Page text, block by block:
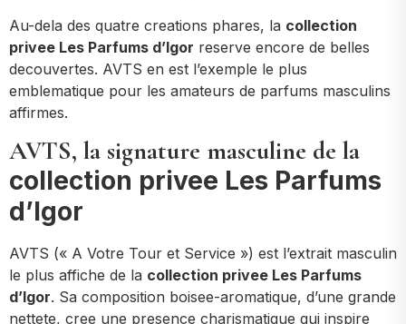
Au-dela des quatre creations phares, la collection
privee Les Parfums d’Igor reserve encore de belles
decouvertes. AVTS en est l’exemple le plus
emblematique pour les amateurs de parfums masculins
affirmes.
AVTS, la signature masculine de la
collection privee Les Parfums
d’Igor
AVTS (« A Votre Tour et Service ») est l’extrait masculin
le plus affiche de la collection privee Les Parfums
d’Igor. Sa composition boisee-aromatique, d’une grande
nettete, cree une presence charismatique qui inspire